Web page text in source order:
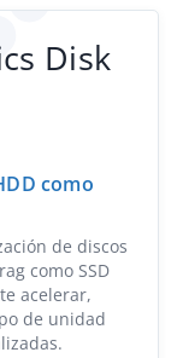
Disk
como
de discos
como SSD
acelerar,
de unidad